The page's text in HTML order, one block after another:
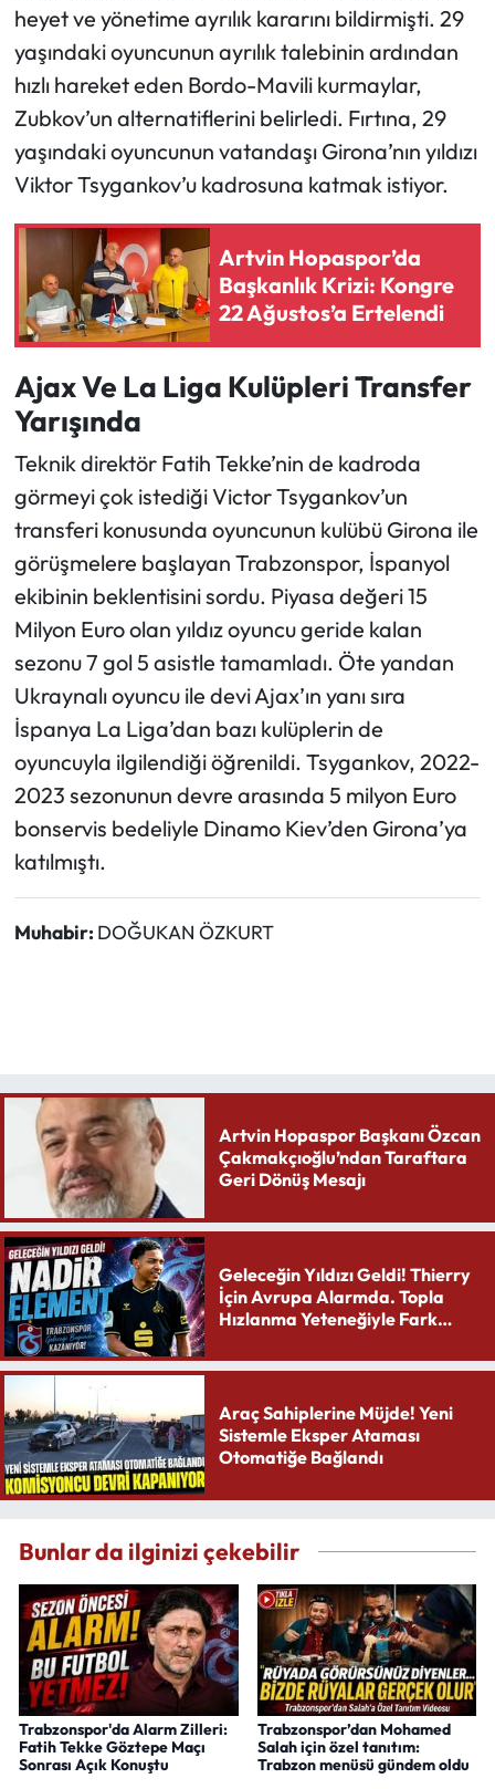
heyet ve yönetime ayrılık kararını bildirmişti. 29
yaşındaki oyuncunun ayrılık talebinin ardından
hızlı hareket eden Bordo-Mavili kurmaylar,
Zubkov’un alternatiflerini belirledi. Fırtına, 29
yaşındaki oyuncunun vatandaşı Girona’nın yıldızı
Viktor Tsygankov’u kadrosuna katmak istiyor.
Artvin Hopaspor’da
Başkanlık Krizi: Kongre
22 Ağustos’a Ertelendi
Ajax Ve La Liga Kulüpleri Transfer
Yarışında
Teknik direktör Fatih Tekke’nin de kadroda
görmeyi çok istediği Victor Tsygankov’un
transferi konusunda oyuncunun kulübü Girona ile
görüşmelere başlayan Trabzonspor, İspanyol
ekibinin beklentisini sordu. Piyasa değeri 15
Milyon Euro olan yıldız oyuncu geride kalan
sezonu 7 gol 5 asistle tamamladı. Öte yandan
Ukraynalı oyuncu ile devi Ajax’ın yanı sıra
İspanya La Liga’dan bazı kulüplerin de
oyuncuyla ilgilendiği öğrenildi. Tsygankov, 2022-
2023 sezonunun devre arasında 5 milyon Euro
bonservis bedeliyle Dinamo Kiev’den Girona’ya
katılmıştı.
Muhabir: DOĞUKAN ÖZKURT
Artvin Hopaspor Başkanı Özcan
Çakmakçıoğlu’ndan Taraftara
Geri Dönüş Mesajı
Geleceğin Yıldızı Geldi! Thierry
İçin Avrupa Alarmda. Topla
Hızlanma Yeteneğiyle Fark
Araç Sahiplerine Müjde! Yeni
Sistemle Eksper Ataması
Otomatiğe Bağlandı
Bunlar da ilginizi çekebilir
Trabzonspor'da Alarm Zilleri:
Fatih Tekke Göztepe Maçı
Sonrası Açık Konuştu
Trabzonspor’dan Mohamed
Salah için özel tanıtım:
Trabzon menüsü gündem oldu
Teknoloji